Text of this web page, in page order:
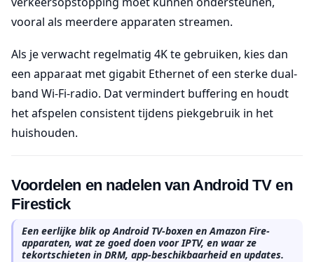
vooral als meerdere apparaten streamen.
Als je verwacht regelmatig 4K te gebruiken, kies dan
een apparaat met gigabit Ethernet of een sterke dual-
band Wi-Fi-radio. Dat vermindert buffering en houdt
het afspelen consistent tijdens piekgebruik in het
huishouden.
Voordelen en nadelen van Android TV en
Firestick
Een eerlijke blik op Android TV-boxen en Amazon Fire-
apparaten, wat ze goed doen voor IPTV, en waar ze
tekortschieten in DRM, app-beschikbaarheid en updates.